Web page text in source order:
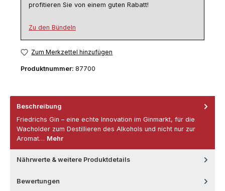
profitieren Sie von einem guten Rabatt!
Zu den Bündeln
Zum Merkzettel hinzufügen
Produktnummer: 87700
Beschreibung
Friedrichs Gin – eine echte Innovation im Ginmarkt, für die
Wacholder zum Destillieren des Alkohols und nicht nur zur
Aromat… Mehr
Nährwerte & weitere Produktdetails
Bewertungen